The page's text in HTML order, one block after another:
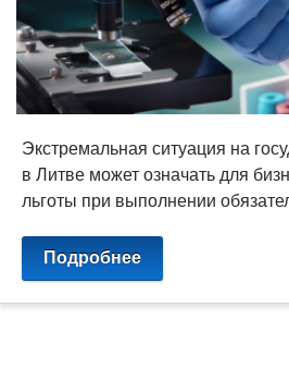
Экстремальная ситуация на
в Литве может означать для
льготы при выполнении
Подробнее